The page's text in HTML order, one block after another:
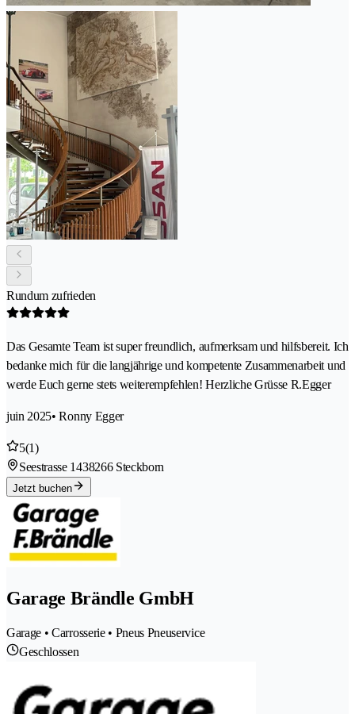
Rundum zufrieden
Das Gesamte Team ist super freundlich, aufmerksam und hilfsbereit. Ich
bedanke mich für die langjährige und kompetente Zusammenarbeit und
werde Euch gerne stets weiterempfehlen! Herzliche Grüsse R.Egger
juin 2025• Ronny Egger
5(1)
Seestrasse 1438266 Steckborn
Jetzt buchen
Garage Brändle GmbH
Garage • Carrosserie • Pneus Pneuservice
Geschlossen